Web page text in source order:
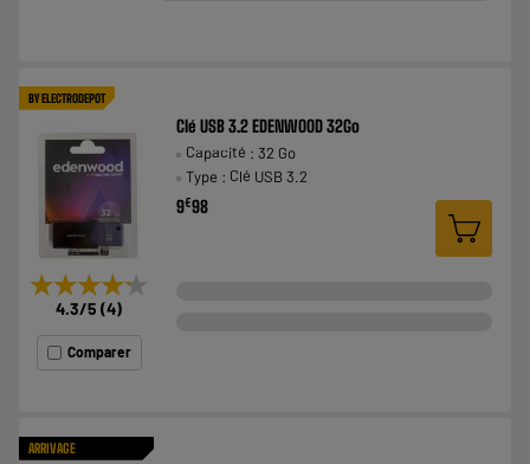
BY ELECTRODEPOT
★★★★★
★★★★★
4.3/5 (4)
Comparer
Clé USB 3.2 EDENWOOD 32Go
Capacité : 32 Go
Type : Clé USB 3.2
9€98
ARRIVAGE